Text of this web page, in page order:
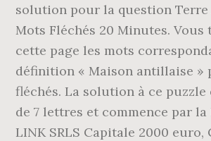
solution pour la question
Mots Fléchés 20 Minutes.
cette page les mots
définition « Maison antillaise »
fléchés. La solution à ce
de 7 lettres et commence par
LINK SRLS Capitale 2000 euro,